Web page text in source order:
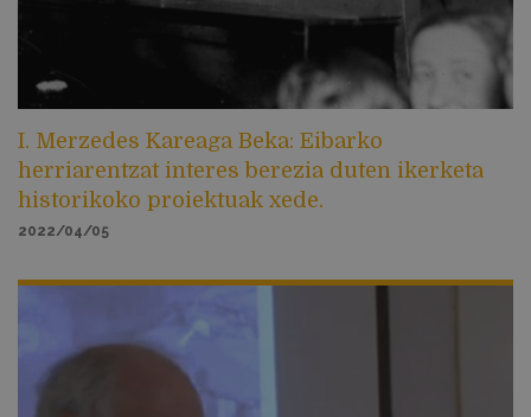
I. Merzedes Kareaga Beka: Eibarko
herriarentzat interes berezia duten ikerketa
historikoko proiektuak xede.
2022/04/05